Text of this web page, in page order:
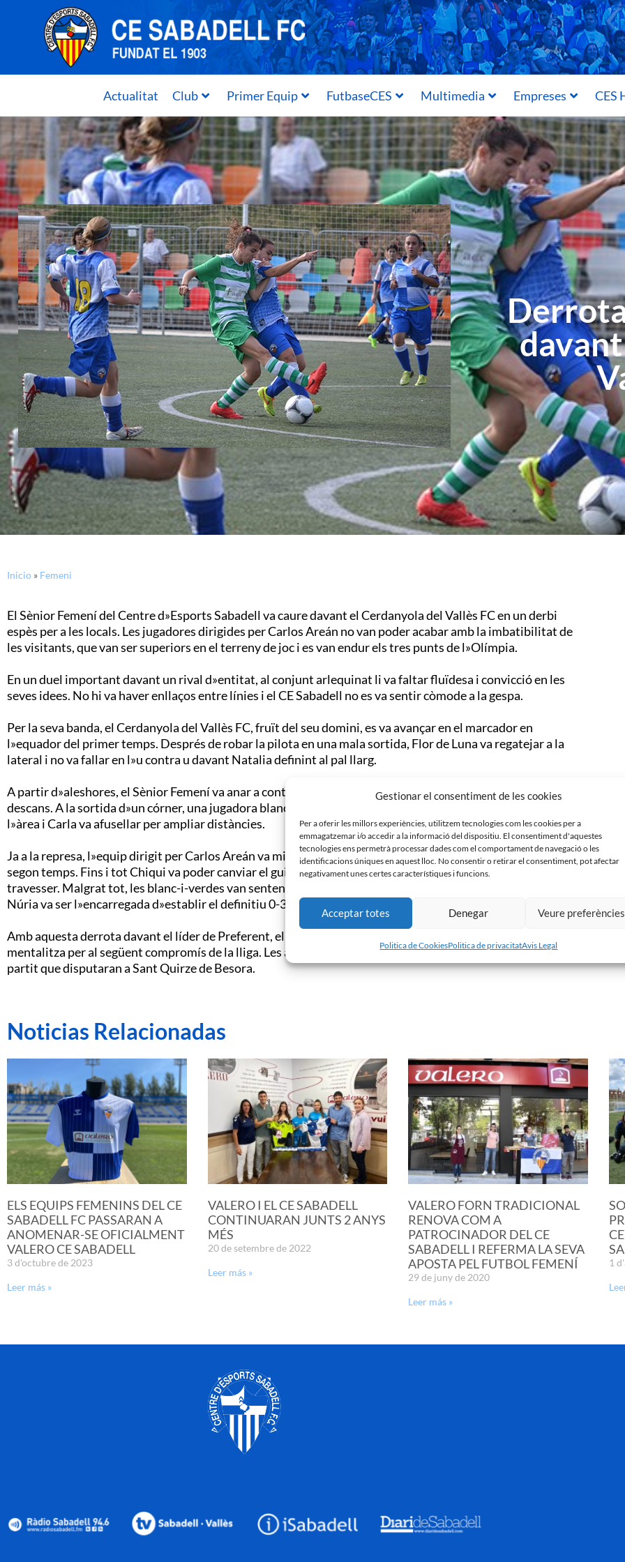
Gestionar el consentiment de les cookies
Per a oferir les millors experiències, utilitzem tecnologies com les cookies per a
emmagatzemar i/o accedir a la informació del dispositiu. El consentiment d'aquestes
tecnologies ens permetrà processar dades com el comportament de navegació o les
identificacions úniques en aquest lloc. No consentir o retirar el consentiment, pot afectar
negativament unes certes característiques i funcions.
Acceptar totes Denegar Veure preferències
Politica de CookiesPolitica de privacitatAvis Legal
Actualitat Club Primer Equip FutbaseCES Multimedia Empreses CES
Inicio » Femeni
El Sènior Femení del Centre d»Esports Sabadell va caure davant el Cerdanyola del Vallès FC en un derbi
espès per a les locals. Les jugadores dirigides per Carlos Areán no van poder acabar amb la imbatibilitat de
les visitants, que van ser superiors en el terreny de joc i es van endur els tres punts de l»Olímpia.
En un duel important davant un rival d»entitat, al conjunt arlequinat li va faltar fluïdesa i convicció en les
seves idees. No hi va haver enllaços entre línies i el CE Sabadell no es va sentir còmode a la gespa.
Per la seva banda, el Cerdanyola del Vallès FC, fruït del seu domini, es va avançar en el marcador en
l»equador del primer temps. Després de robar la pilota en una mala sortida, Flor de Luna va regatejar a la
lateral i no va fallar en l»u contra u davant Natalia definint al pal llarg.
A partir d»aleshores, el Sènior Femení va anar a contracorrent i va rebre un nou cop a deu minuts del
descans. A la sortida d»un córner, una jugadora blanc-i-verda situada al segon pal va posar la pilota al cor de
l»àrea i Carla va afusellar per ampliar distàncies.
Ja a la represa, l»equip dirigit per Carlos Areán va millorar en la gespa, sobretot en els primers instants del
segon temps. Fins i tot Chiqui va poder canviar el guió del partit, però la pilota es va estavellar contra el
travesser. Malgrat tot, les blanc-i-verdes van sentenciar el duel en aprofitar una nova imprecisió defensiva.
Núria va ser l»encarregada d»establir el definitiu 0-3.
Amb aquesta derrota davant el líder de Preferent, el Sènior Femení del CE Sabadell trenca la seva ratxa i ja es
mentalitza per al següent compromís de la lliga. Les arlequinades esperen retrobar la seva millor versió en el
partit que disputaran a Sant Quirze de Besora.
Noticias Relacionadas
ELS EQUIPS FEMENINS DEL CE
SABADELL FC PASSARAN A
ANOMENAR-SE OFICIALMENT
VALERO CE SABADELL
3 d'octubre de 2023
Leer más »
VALERO I EL CE SABADELL
CONTINUARAN JUNTS 2 ANYS
MÉS
20 de setembre de 2022
Leer más »
VALERO FORN TRADICIONAL
RENOVA COM A
PATROCINADOR DEL CE
SABADELL I REFERMA LA SEVA
APOSTA PEL FUTBOL FEMENÍ
29 de juny de 2020
Leer más »
1